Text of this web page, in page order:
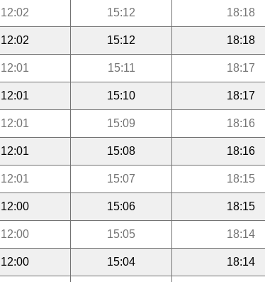
12:02 15:12 18:18
12:02 15:12 18:18
12:01 15:11 18:17
12:01 15:10 18:17
12:01 15:09 18:16
12:01 15:08 18:16
12:01 15:07 18:15
12:00 15:06 18:15
12:00 15:05 18:14
12:00 15:04 18:14